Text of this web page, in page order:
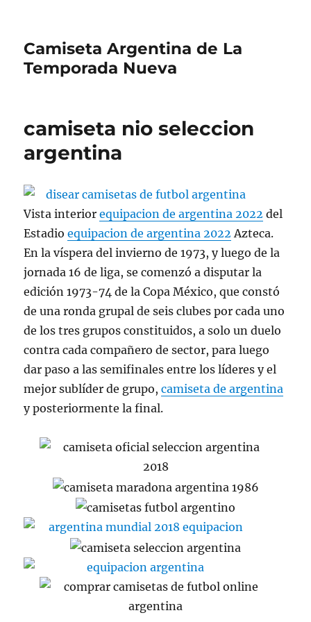
Camiseta Argentina de La
Temporada Nueva
camiseta nio seleccion
argentina
Vista interiorequipacion de argentina 2022 del
Estadioequipacion de argentina 2022 Azteca.
En la víspera del invierno de 1973, y luego de la
jornada 16 de liga, se comenzó a disputar la
edición 1973-74 de la Copa México, que constó
de una ronda grupal de seis clubes por cada uno
de los tres grupos constituidos, a solo un duelo
contra cada compañero de sector, para luego
dar paso a las semifinales entre los líderes y el
mejor sublíder de grupo,camiseta de argentina
y posteriormente la final.